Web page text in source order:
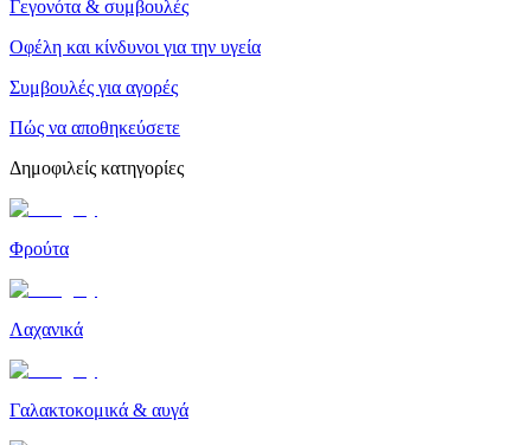
Γεγονότα & συμβουλές
Οφέλη και κίνδυνοι για την υγεία
Συμβουλές για αγορές
Πώς να αποθηκεύσετε
Δημοφιλείς κατηγορίες
Φρούτα
Λαχανικά
Γαλακτοκομικά & αυγά